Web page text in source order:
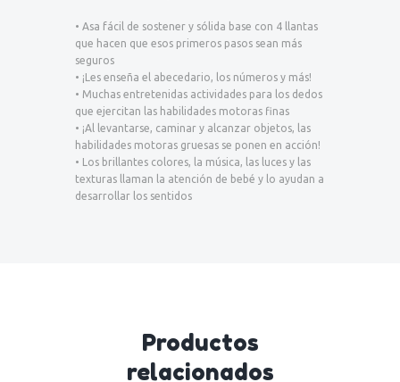
• Asa fácil de sostener y sólida base con 4 llantas
que hacen que esos primeros pasos sean más
seguros
• ¡Les enseña el abecedario, los números y más!
• Muchas entretenidas actividades para los dedos
que ejercitan las habilidades motoras finas
• ¡Al levantarse, caminar y alcanzar objetos, las
habilidades motoras gruesas se ponen en acción!
• Los brillantes colores, la música, las luces y las
texturas llaman la atención de bebé y lo ayudan a
desarrollar los sentidos
Productos
relacionados